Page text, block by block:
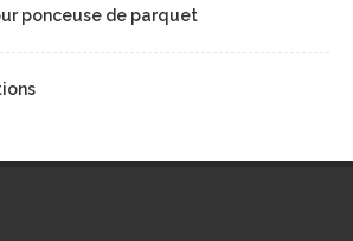
ponceuse de parquet